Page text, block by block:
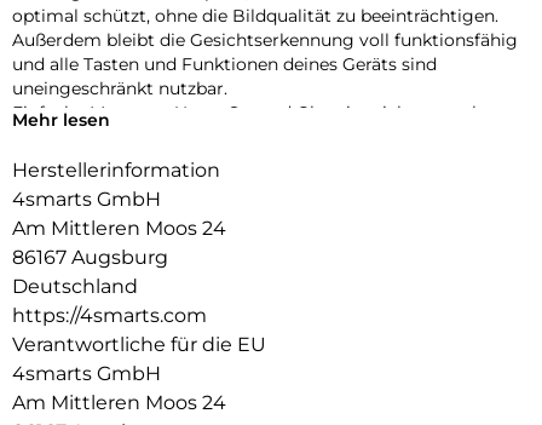
optimal schützt, ohne die Bildqualität zu beeinträchtigen.
Außerdem bleibt die Gesichtserkennung voll funktionsfähig
und alle Tasten und Funktionen deines Geräts sind
uneingeschränkt nutzbar.
Einfache Montage: Unser Second Glass ist nicht nur robust,
Mit dem mitgelieferten Montagerahmen lässt sich das
staubfrei anbringen. Und wenn es Zeit ist, das Glas
auszutauschen, ist das genauso einfach. Mit unserem Second
Glas erhältst du einen effektiven und benutzerfreundlichen
Schutz für das Display deines Mobilgeräts.
Kristallklare Qualität: Der Displayschutz bietet nicht nur
optimalen Schutz für dein Smartphone, sondern garantiert
auch die uneingeschränkte Nutzung des Touchscreens. Trotz
seiner Robustheit bleibt der Displayschutz mit einer
Transparenz von 99,99% nahezu unsichtbar und
Mehr lesen
Herstellerinformation
4smarts GmbH
Am Mittleren Moos 24
86167 Augsburg
Deutschland
https://4smarts.com
Verantwortliche für die EU
4smarts GmbH
Am Mittleren Moos 24